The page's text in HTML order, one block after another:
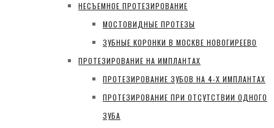
НЕСЪЕМНОЕ ПРОТЕЗИРОВАНИЕ
МОСТОВИДНЫЕ ПРОТЕЗЫ
ЗУБНЫЕ КОРОНКИ В МОСКВЕ НОВОГИРЕЕВО
ПРОТЕЗИРОВАНИЕ НА ИМПЛАНТАХ
ПРОТЕЗИРОВАНИЕ ЗУБОВ НА 4-Х ИМПЛАНТАХ
ПРОТЕЗИРОВАНИЕ ПРИ ОТСУТСТВИИ ОДНОГО
ЗУБА